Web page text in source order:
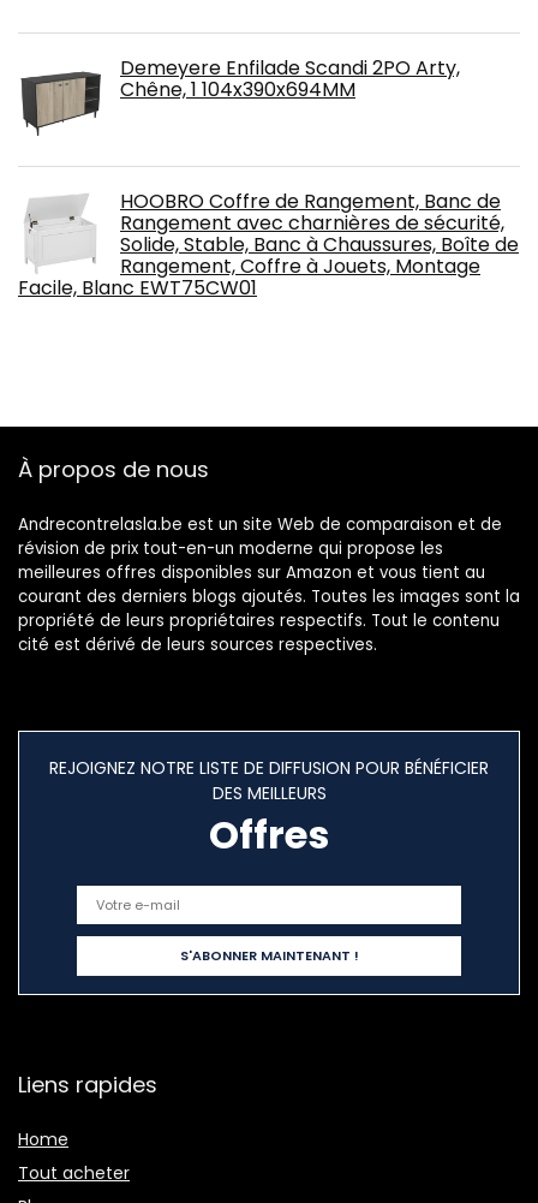
Demeyere Enfilade Scandi 2PO Arty,
Chêne, 1 104x390x694MM
HOOBRO Coffre de Rangement, Banc de
Rangement avec charnières de sécurité,
Solide, Stable, Banc à Chaussures, Boîte de
Rangement, Coffre à Jouets, Montage
Facile, Blanc EWT75CW01
À propos de nous
Andrecontrelasla.be est un site Web de comparaison et de
révision de prix tout-en-un moderne qui propose les
meilleures offres disponibles sur Amazon et vous tient au
courant des derniers blogs ajoutés. Toutes les images sont la
propriété de leurs propriétaires respectifs. Tout le contenu
cité est dérivé de leurs sources respectives.
REJOIGNEZ NOTRE LISTE DE DIFFUSION POUR BÉNÉFICIER
DES MEILLEURS
Offres
Liens rapides
Home
Tout acheter